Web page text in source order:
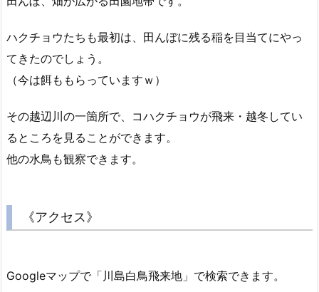
ハクチョウたちも最初は、田んぼに残る稲を目当てにやっ
てきたのでしょう。
（今は餌ももらっていますｗ）
その越辺川の一箇所で、コハクチョウが飛来・越冬してい
るところを見ることができます。
他の水鳥も観察できます。
《アクセス》
Googleマップで「川島白鳥飛来地」で検索できます。